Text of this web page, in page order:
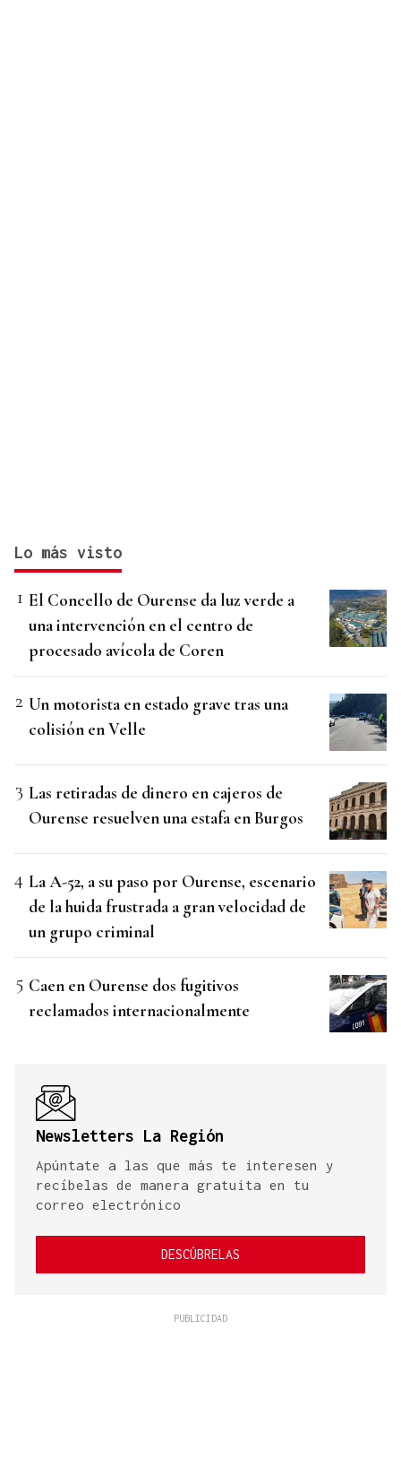
Lo más visto
El Concello de Ourense da luz verde a
una intervención en el centro de
procesado avícola de Coren
Un motorista en estado grave tras una
colisión en Velle
Las retiradas de dinero en cajeros de
Ourense resuelven una estafa en Burgos
La A-52, a su paso por Ourense, escenario
de la huida frustrada a gran velocidad de
un grupo criminal
Caen en Ourense dos fugitivos
reclamados internacionalmente
Newsletters La Región
Apúntate a las que más te interesen y
recíbelas de manera gratuita en tu
correo electrónico
DESCÚBRELAS